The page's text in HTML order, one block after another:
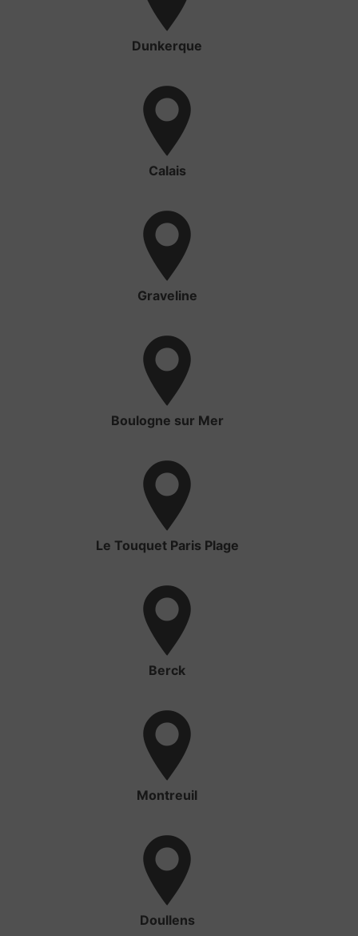
Dunkerque
Calais
Graveline
Boulogne sur Mer
Le Touquet Paris Plage
Berck
Montreuil
Doullens